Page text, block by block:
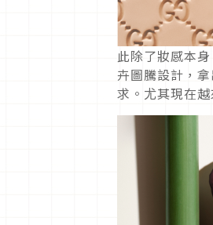
此除了妝感本
卉圖騰設計，
求。尤其現在